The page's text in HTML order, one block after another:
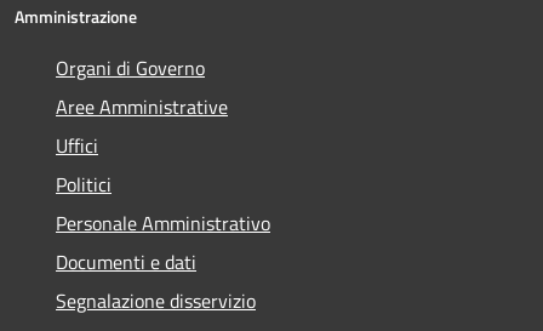
Amministrazione
Organi di Governo
Aree Amministrative
Uffici
Politici
Personale Amministrativo
Documenti e dati
Segnalazione disservizio